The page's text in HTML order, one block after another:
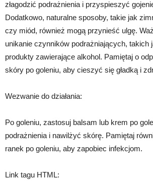
złagodzić podrażnienia i przyspieszyć
Dodatkowo, naturalne sposoby, takie jak
czy miód, również mogą przynieść ulgę.
unikanie czynników podrażniających, takich
produkty zawierające alkohol. Pamiętaj o
skóry po goleniu, aby cieszyć się gładką i
Wezwanie do działania:
Po goleniu, zastosuj balsam lub krem po
podrażnienia i nawilżyć skórę. Pamiętaj
ranek po goleniu, aby zapobiec infekcjom.
Link tagu HTML: